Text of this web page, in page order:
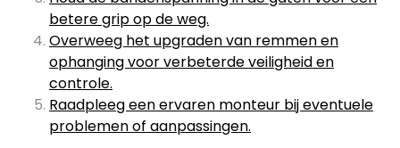
betere grip op de weg.
Overweeg het upgraden van remmen en
ophanging voor verbeterde veiligheid en
controle.
Raadpleeg een ervaren monteur bij eventuele
problemen of aanpassingen.